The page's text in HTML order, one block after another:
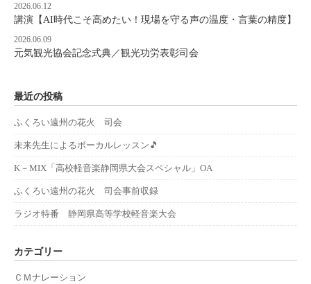
2026.06.12
講演【AI時代こそ高めたい！現場を守る声の温度・言葉の精度】
2026.06.09
元気観光協会記念式典／観光功労表彰司会
最近の投稿
ふくろい遠州の花火 司会
未来先生によるボーカルレッスン🎵
K－MIX「高校軽音楽静岡県大会スペシャル」OA
ふくろい遠州の花火 司会事前収録
ラジオ特番 静岡県高等学校軽音楽大会
カテゴリー
ＣＭナレーション